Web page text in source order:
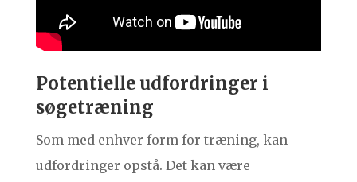
Potentielle udfordringer i
søgetræning
Som med enhver form for træning, kan
udfordringer opstå. Det kan være